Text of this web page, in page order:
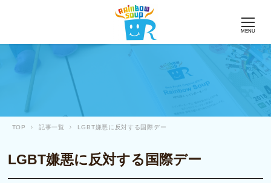
MENU
TOP 記事一覧 LGBT嫌悪に反対する国際デー
LGBT嫌悪に反対する国際デー